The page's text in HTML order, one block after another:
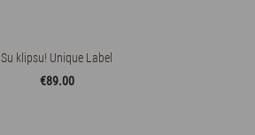
Su klipsu! Unique Label
€89.00